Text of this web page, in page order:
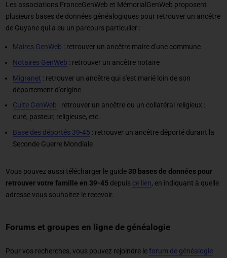
Les associations FranceGenWeb et MémorialGenWeb proposent
plusieurs bases de données généalogiques pour retrouver un ancêtre
de Guyane qui a eu un parcours particulier :
Maires GenWeb : retrouver un ancêtre maire d'une commune
Notaires GenWeb : retrouver un ancêtre notaire
Migranet : retrouver un ancêtre qui s'est marié loin de son
département d'origine
Culte GenWeb : retrouver un ancêtre ou un collatéral religieux :
curé, pasteur, religieuse, etc.
Base des déportés 39-45 : retrouver un ancêtre déporté durant la
Seconde Guerre Mondiale
Vous pouvez aussi télécharger le guide30 bases de données pour
retrouver votre famille en 39-45 depuis ce lien, en indiquant à quelle
adresse vous souhaitez le recevoir.
Forums et groupes en ligne de généalogie
Pour vos recherches, vous pouvez rejoindre leforum de généalogie